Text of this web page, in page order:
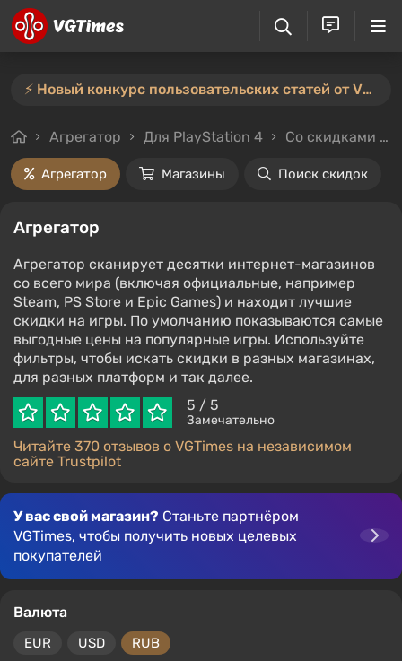
⚡️ Новый конкурс пользовательских статей от VGTimes — участвуйте тут ⚡️
Агрегатор Для PlayStation 4 Со скидками и без
Агрегатор Магазины Поиск скидок
Агрегатор
Агрегатор сканирует десятки интернет-магазинов
со всего мира (включая официальные, например
Steam, PS Store и Epic Games) и находит лучшие
скидки на игры. По умолчанию показываются самые
выгодные цены на популярные игры. Используйте
фильтры, чтобы искать скидки в разных магазинах,
для разных платформ и так далее.
5 / 5
Замечательно
Читайте 370 отзывов о VGTimes на независимом
сайте Trustpilot
У вас свой магазин? Станьте партнёром
VGTimes, чтобы получить новых целевых
покупателей
Валюта
EUR USD RUB